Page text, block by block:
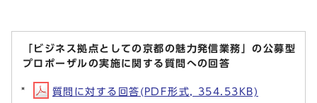
「ビジネス拠点としての京都の魅力発信業務」の公募型
プロポーザルの実施に関する質問への回答
質問に対する回答(PDF形式, 354.53KB)